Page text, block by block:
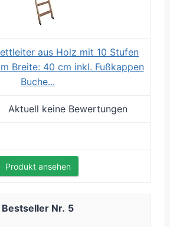
aus Holz mit 10 Stufen
Breite: 40 cm inkl. Fußkappen
Buche...
Aktuell keine Bewertungen
Produkt ansehen
5